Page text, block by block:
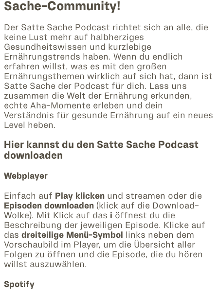
Sache-Community!
Der Satte Sache Podcast richtet sich an alle, die
keine Lust mehr auf halbherziges
Gesundheitswissen und kurzlebige
Ernährungstrends haben. Wenn du endlich
erfahren willst, was es mit den großen
Ernährungsthemen wirklich auf sich hat, dann ist
Satte Sache der Podcast für dich. Lass uns
zusammen die Welt der Ernährung erkunden,
echte Aha-Momente erleben und dein
Verständnis für gesunde Ernährung auf ein neues
Level heben.
Hier kannst du den Satte Sache Podcast
downloaden
Webplayer
Einfach auf Play klicken und streamen oder die
Episoden downloaden (klick auf die Download-
Wolke). Mit Klick auf das i öffnest du die
Beschreibung der jeweiligen Episode. Klicke auf
das dreiteilige Menü-Symbol
links neben dem
Vorschaubild im Player, um die Übersicht aller
Folgen zu öffnen und die Episode, die du hören
willst auszuwählen.
Spotify